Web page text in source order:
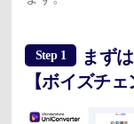
Step 1
まず
【ボイズチ